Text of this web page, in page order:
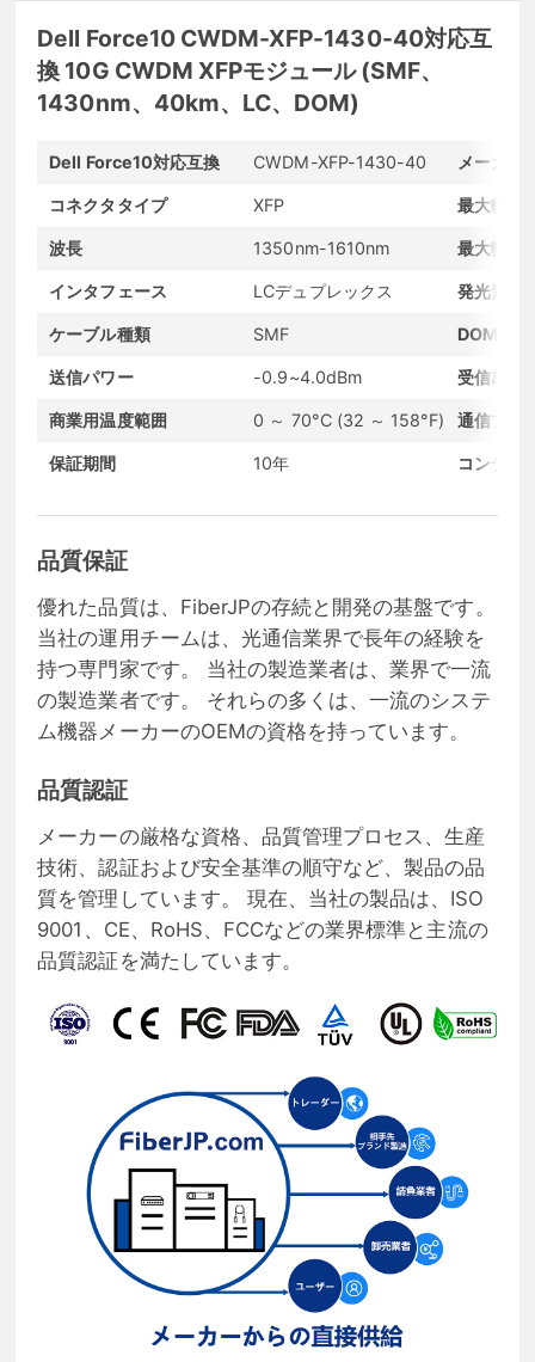
Dell Force10 CWDM-XFP-1430-40対応互
換 10G CWDM XFPモジュール (SMF、
1430nm、40km、LC、DOM)
Dell Force10対応互換 CWDM-XFP-1430-40 メーカー
コネクタタイプ XFP 最大転送
波長 1350nm-1610nm 最大転送
インタフェース LCデュプレックス 発光素子
ケーブル種類 SMF DOMサ
送信パワー -0.9~4.0dBm 受信感度
商業用温度範囲 0 ～ 70°C (32 ～ 158°F) 通信プロ
保証期間 10年 コンディ
品質保証
優れた品質は、FiberJPの存続と開発の基盤です。
当社の運用チームは、光通信業界で長年の経験を
持つ専門家です。 当社の製造業者は、業界で一流
の製造業者です。 それらの多くは、一流のシステ
ム機器メーカーのOEMの資格を持っています。
品質認証
メーカーの厳格な資格、品質管理プロセス、生産
技術、認証および安全基準の順守など、製品の品
質を管理しています。 現在、当社の製品は、ISO
9001、CE、RoHS、FCCなどの業界標準と主流の
品質認証を満たしています。